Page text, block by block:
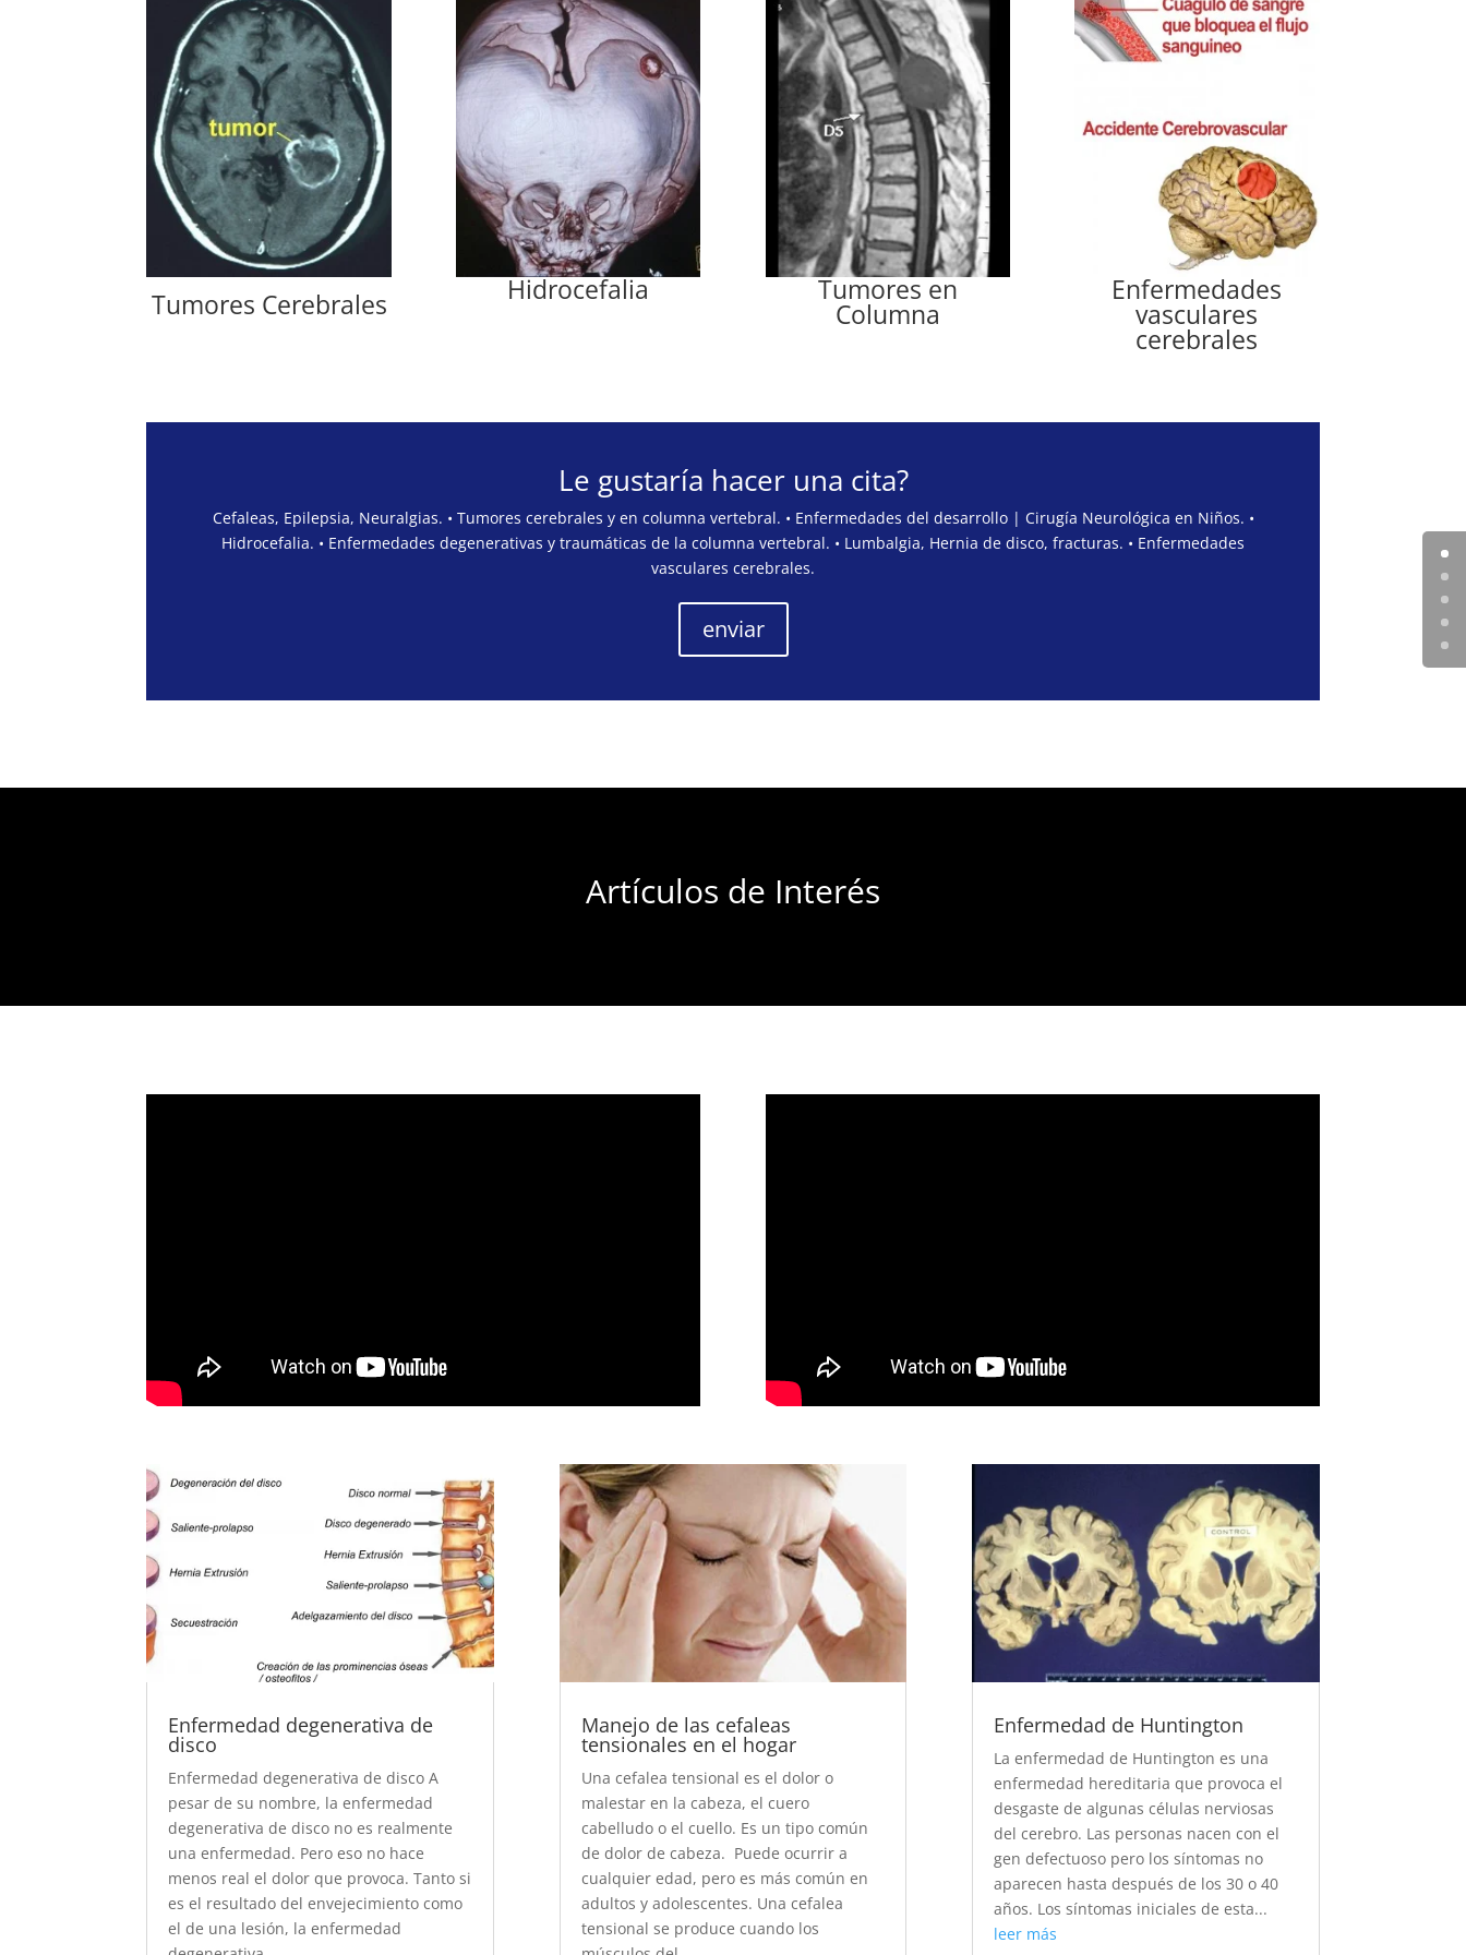
Tumores Cerebrales Hidrocefalia Tumores en
Columna
Enfermedades
vasculares
cerebrales
Le gustaría hacer una cita?
Cefaleas, Epilepsia, Neuralgias. • Tumores cerebrales y en columna vertebral. • Enfermedades del desarrollo | Cirugía Neurológica en Niños. •
Hidrocefalia. • Enfermedades degenerativas y traumáticas de la columna vertebral. • Lumbalgia, Hernia de disco, fracturas. • Enfermedades
vasculares cerebrales.
enviar
Artículos de Interés
Enfermedad degenerativa de
disco
Enfermedad degenerativa de disco A
pesar de su nombre, la enfermedad
degenerativa de disco no es realmente
una enfermedad. Pero eso no hace
menos real el dolor que provoca. Tanto si
es el resultado del envejecimiento como
el de una lesión, la enfermedad
Manejo de las cefaleas
tensionales en el hogar
Una cefalea tensional es el dolor o
malestar en la cabeza, el cuero
cabelludo o el cuello. Es un tipo común
de dolor de cabeza. Puede ocurrir a
cualquier edad, pero es más común en
adultos y adolescentes. Una cefalea
tensional se produce cuando los
Enfermedad de Huntington
La enfermedad de Huntington es una
enfermedad hereditaria que provoca el
desgaste de algunas células nerviosas
del cerebro. Las personas nacen con el
gen defectuoso pero los síntomas no
aparecen hasta después de los 30 o 40
años. Los síntomas iniciales de esta...
leer más